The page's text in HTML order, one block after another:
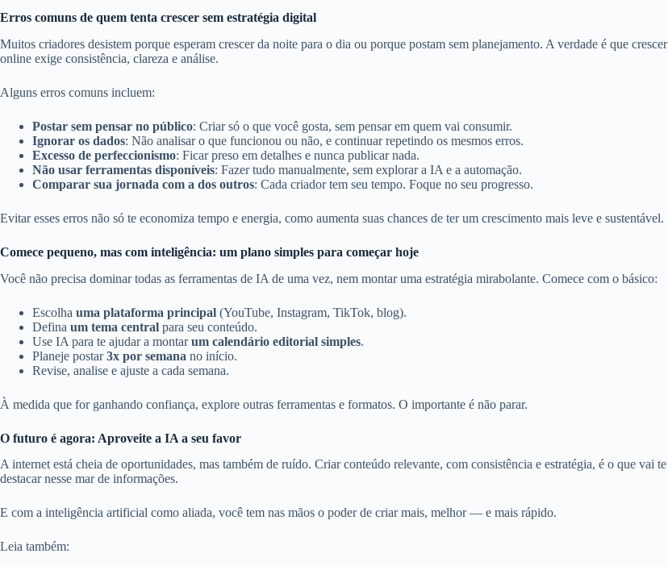
Erros comuns de quem tenta crescer sem estratégia digital
Muitos criadores desistem porque esperam crescer da noite para o dia ou porque postam sem planejamento. A verdade é que crescer
online exige consistência, clareza e análise.
Alguns erros comuns incluem:
Postar sem pensar no público: Criar só o que você gosta, sem pensar em quem vai consumir.
Ignorar os dados: Não analisar o que funcionou ou não, e continuar repetindo os mesmos erros.
Excesso de perfeccionismo: Ficar preso em detalhes e nunca publicar nada.
Não usar ferramentas disponíveis: Fazer tudo manualmente, sem explorar a IA e a automação.
Comparar sua jornada com a dos outros: Cada criador tem seu tempo. Foque no seu progresso.
Evitar esses erros não só te economiza tempo e energia, como aumenta suas chances de ter um crescimento mais leve e sustentável.
Comece pequeno, mas com inteligência: um plano simples para começar hoje
Você não precisa dominar todas as ferramentas de IA de uma vez, nem montar uma estratégia mirabolante. Comece com o básico:
Escolha uma plataforma principal (YouTube, Instagram, TikTok, blog).
Defina um tema central para seu conteúdo.
Use IA para te ajudar a montarum calendário editorial simples.
Planeje postar3x por semana no início.
Revise, analise e ajuste a cada semana.
À medida que for ganhando confiança, explore outras ferramentas e formatos. O importante é não parar.
O futuro é agora: Aproveite a IA a seu favor
A internet está cheia de oportunidades, mas também de ruído. Criar conteúdo relevante, com consistência e estratégia, é o que vai te
destacar nesse mar de informações.
E com a inteligência artificial como aliada, você tem nas mãos o poder de criar mais, melhor — e mais rápido.
Leia também: